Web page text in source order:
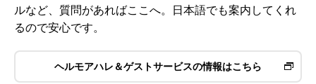
ルなど、質問があればここへ。日本語でも案内してくれ
るので安心です。
ヘルモアハレ＆ゲストサービスの情報はこちら